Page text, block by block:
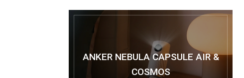
ANKER NEBULA CAPSULE AIR &
COSMOS